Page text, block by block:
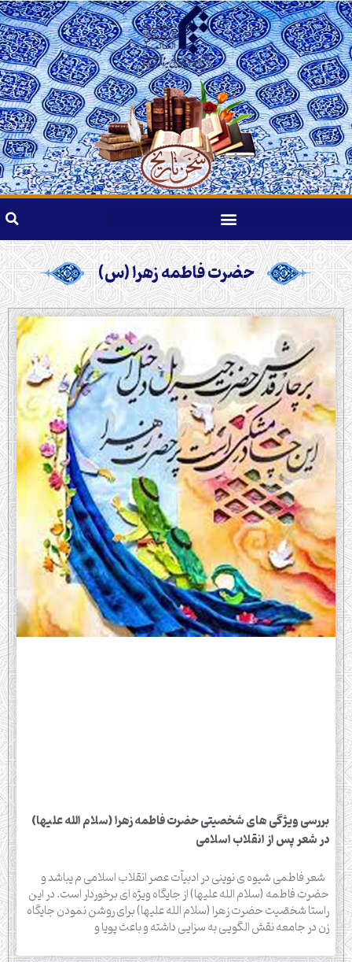
حضرت فاطمه زهرا (س)
بررسی ویژگی های شخصیتی حضرت فاطمه زهرا (سلام الله علیها)
در شعر پس از انقلاب اسلامی
شعر فاطمی شیوه ی نوینی در ادبیاّت عصر انقلاب اسلامی م یباشد و
حضرت فاطمه (سلام الله علیها) از جایگاه ویژه ای برخوردار است. در این
راستا شخصّیت حضرت زهرا (سلام الله علیها) برای روشن نمودن جایگاه
زن در جامعه نقش الگویی به سزایی داشته و باعث پویا و